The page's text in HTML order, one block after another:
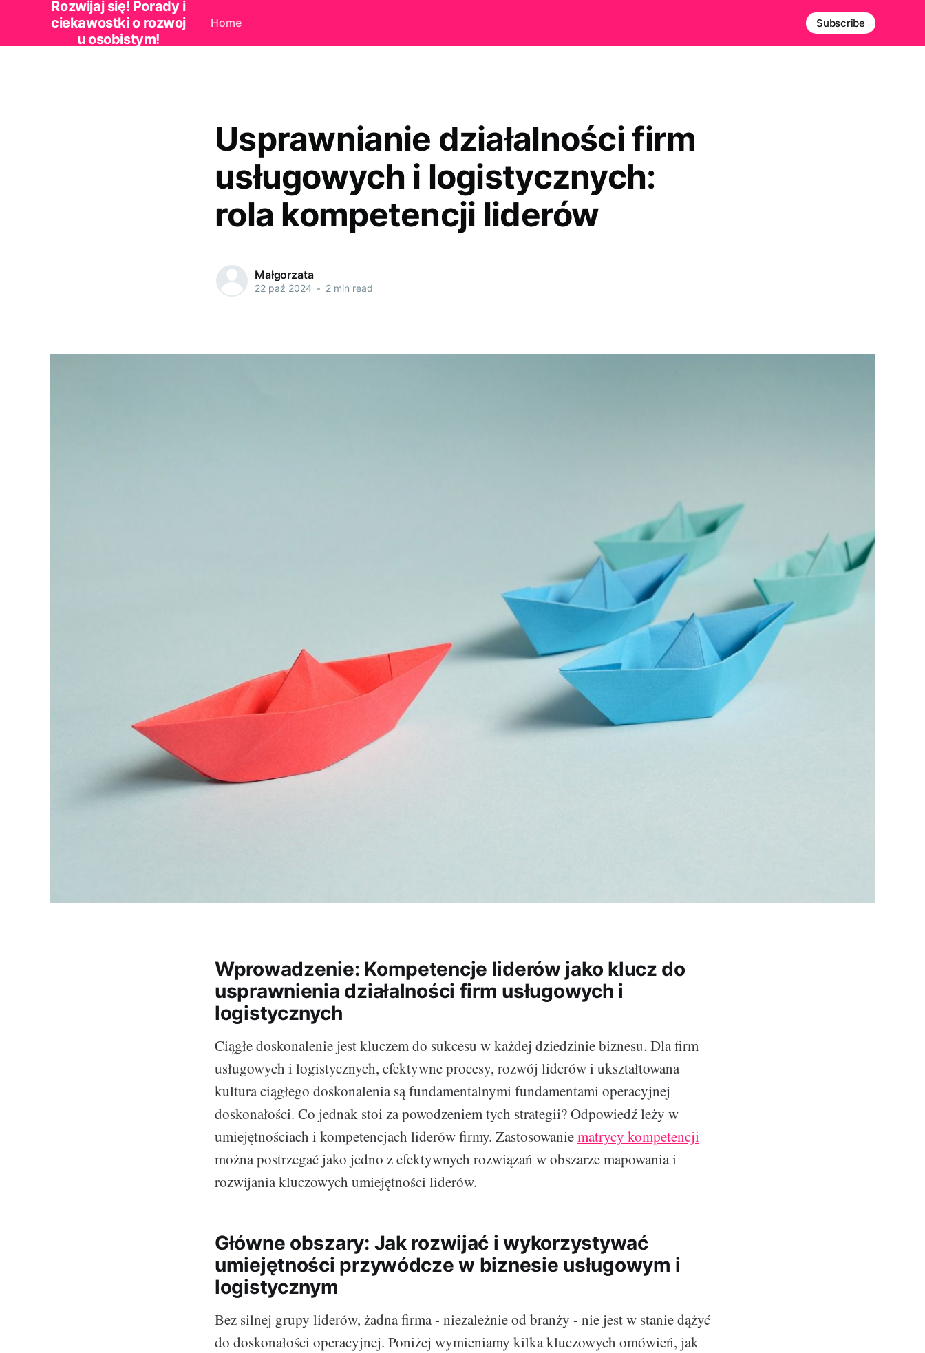
Rozwijaj się! Porady i
ciekawostki o rozwoj
u osobistym!
Home Subscribe
Usprawnianie działalności firm
usługowych i logistycznych:
rola kompetencji liderów
Małgorzata
22 paź 2024 • 2 min read
Wprowadzenie: Kompetencje liderów jako klucz do
usprawnienia działalności firm usługowych i
logistycznych
Ciągłe doskonalenie jest kluczem do sukcesu w każdej dziedzinie biznesu. Dla firm
usługowych i logistycznych, efektywne procesy, rozwój liderów i ukształtowana
kultura ciągłego doskonalenia są fundamentalnymi fundamentami operacyjnej
doskonałości. Co jednak stoi za powodzeniem tych strategii? Odpowiedź leży w
umiejętnościach i kompetencjach liderów firmy. Zastosowaniematrycy kompetencji
można postrzegać jako jedno z efektywnych rozwiązań w obszarze mapowania i
rozwijania kluczowych umiejętności liderów.
Główne obszary: Jak rozwijać i wykorzystywać
umiejętności przywódcze w biznesie usługowym i
logistycznym
Bez silnej grupy liderów, żadna firma - niezależnie od branży - nie jest w stanie dążyć
do doskonałości operacyjnej. Poniżej wymieniamy kilka kluczowych omówień, jak